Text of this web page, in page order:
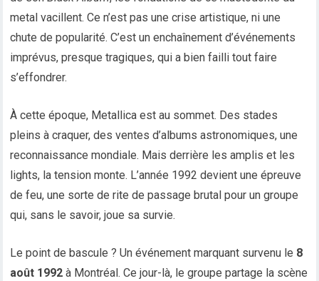
metal vacillent. Ce n’est pas une crise artistique, ni une
chute de popularité. C’est un enchaînement d’événements
imprévus, presque tragiques, qui a bien failli tout faire
s’effondrer.
À cette époque, Metallica est au sommet. Des stades
pleins à craquer, des ventes d’albums astronomiques, une
reconnaissance mondiale. Mais derrière les amplis et les
lights, la tension monte. L’année 1992 devient une épreuve
de feu, une sorte de rite de passage brutal pour un groupe
qui, sans le savoir, joue sa survie.
Le point de bascule ? Un événement marquant survenu le 8
août 1992 à Montréal. Ce jour-là, le groupe partage la scène